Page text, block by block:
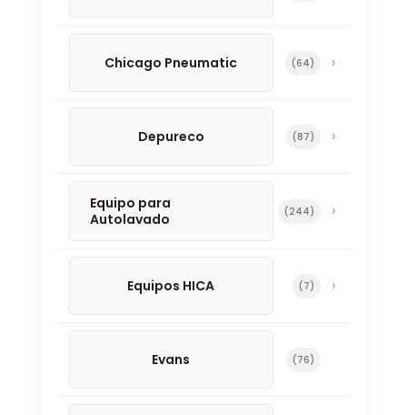
Chicago Pneumatic 6464 productos
Depureco 8787 productos
Equipo para
Autolavado
244244 productos
Equipos HICA 77 productos
Evans 7676 productos